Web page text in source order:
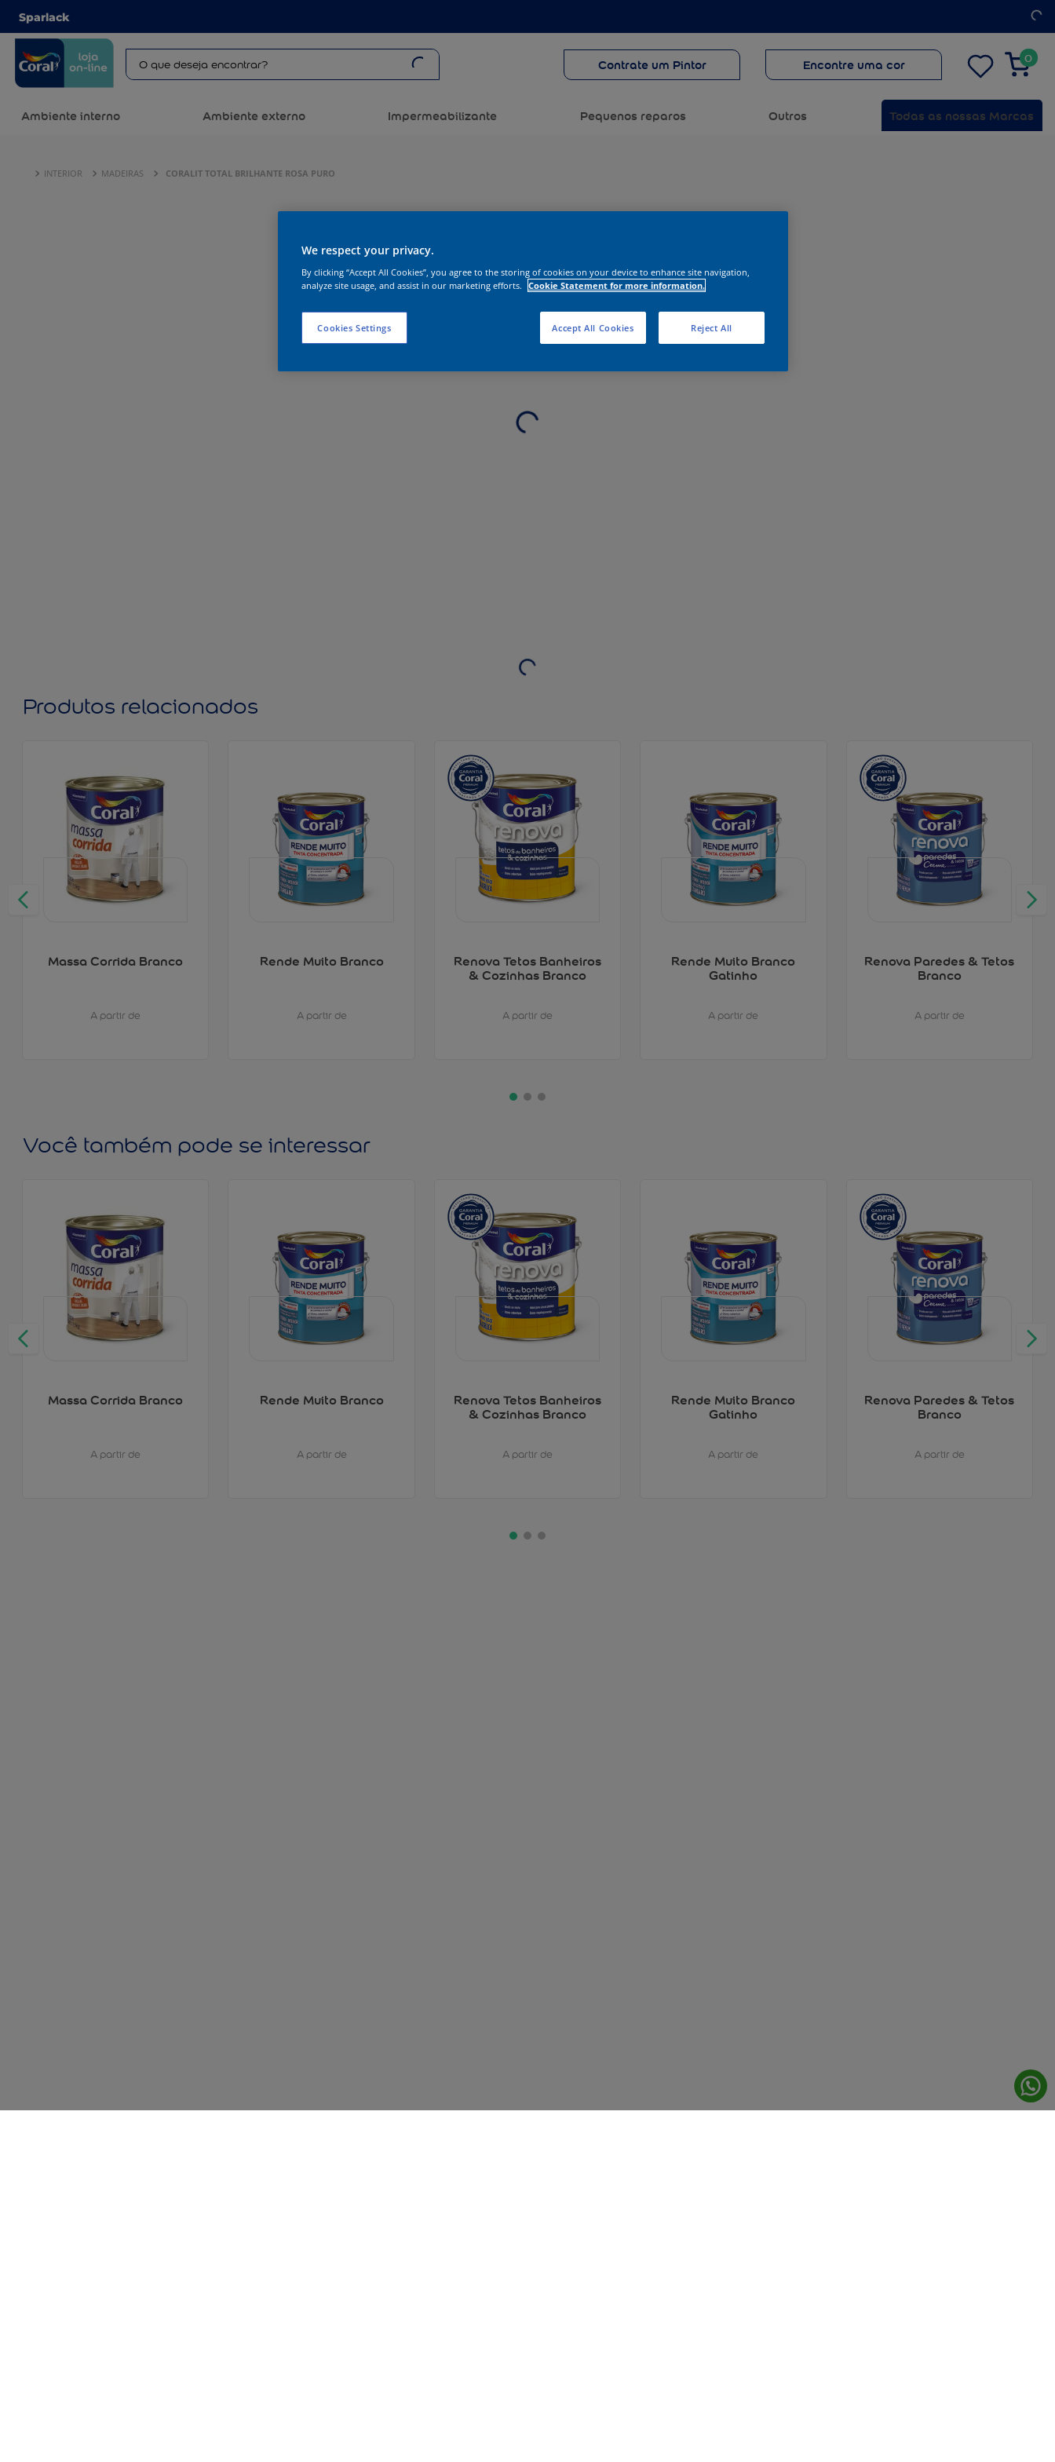
Sparlack
Contrate um Pintor Encontre uma cor 0
Ambiente interno Ambiente externo Impermeabilizante Pequenos reparos Outros Todas as nossas Marcas
INTERIOR MADEIRAS CORALIT TOTAL BRILHANTE ROSA PURO
Produtos relacionados
Massa Corrida Branco
A partir de
Rende Muito Branco
A partir de
Renova Tetos Banheiros
& Cozinhas Branco
A partir de
Rende Muito Branco
Gatinho
A partir de
Renova Paredes & Tetos
Branco
A partir de
Você também pode se interessar
Massa Corrida Branco
A partir de
Rende Muito Branco
A partir de
Renova Tetos Banheiros
& Cozinhas Branco
A partir de
Rende Muito Branco
Gatinho
A partir de
Renova Paredes & Tetos
Branco
A partir de
We respect your privacy.
By clicking “Accept All Cookies”, you agree to the storing of cookies on your device to enhance site navigation,
analyze site usage, and assist in our marketing efforts. Cookie Statement for more information.
Cookies Settings Reject All
Accept All Cookies